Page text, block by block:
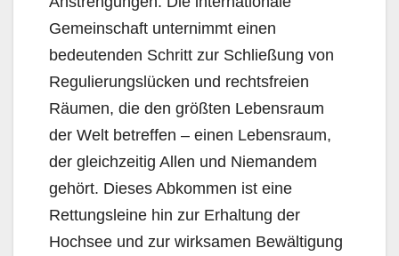
Gemeinschaft unternimmt einen
bedeutenden Schritt zur Schließung von
Regulierungslücken und rechtsfreien
Räumen, die den größten Lebensraum
der Welt betreffen – einen Lebensraum,
der gleichzeitig Allen und Niemandem
gehört. Dieses Abkommen ist eine
Rettungsleine hin zur Erhaltung der
Hochsee und zur wirksamen Bewältigung